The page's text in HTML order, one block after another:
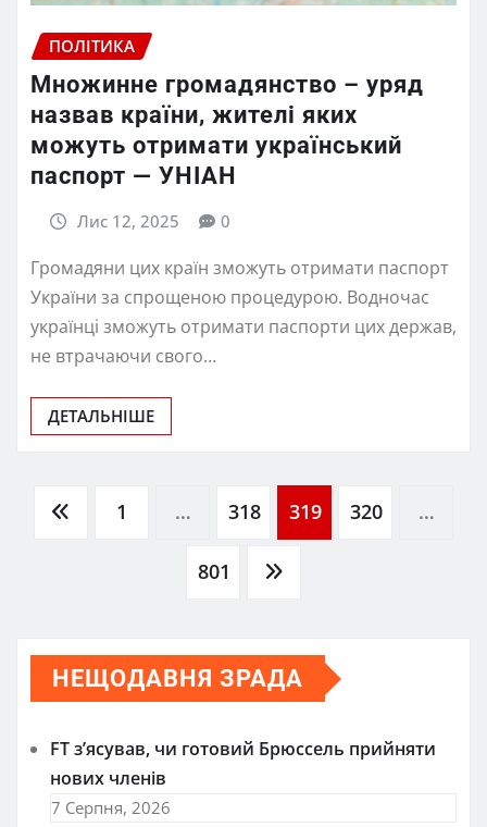
ПОЛІТИКА
Множинне громадянство – уряд
назвав країни, жителі яких
можуть отримати український
паспорт — УНІАН
Лис 12, 2025 0
Громадяни цих країн зможуть отримати паспорт
України за спрощеною процедурою. Водночас
українці зможуть отримати паспорти цих держав,
не втрачаючи свого…
ДЕТАЛЬНІШЕ
Пагінація
1 … 318 319 320 …
801
НЕЩОДАВНЯ ЗРАДА
FT зʼясував, чи готовий Брюссель прийняти
нових членів
7 Серпня, 2026